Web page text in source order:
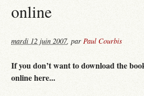
online
mardi 12 juin 2007,parPaul Courbis
If you don’t want to download the
online here...